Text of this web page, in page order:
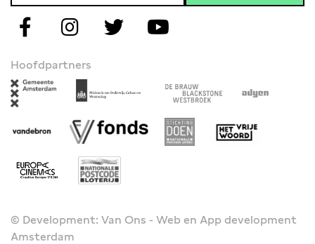
Hoofdpartners
© Development: Van Ons - Web en App development
Amsterdam